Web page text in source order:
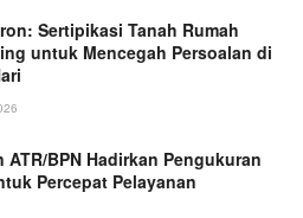
Sertipikasi Tanah Rumah
untuk Mencegah Persoalan di
ATR/BPN Hadirkan Pengukuran
Percepat Pelayanan